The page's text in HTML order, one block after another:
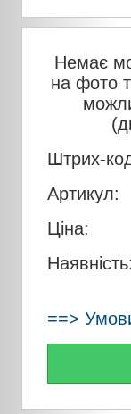
Немає
на фото
Штрих-
Артикул:
Ціна:
Наявність:
==>